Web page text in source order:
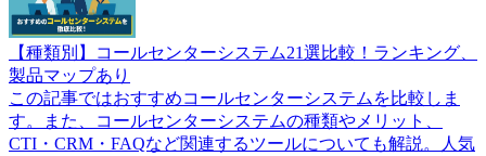
【種類別】コールセンターシステム21選比較！ランキング、
製品マップあり
この記事ではおすすめコールセンターシステムを比較しま
す。また、コールセンターシステムの種類やメリット、
CTI・CRM・FAQなど関連するツールについても解説。人気